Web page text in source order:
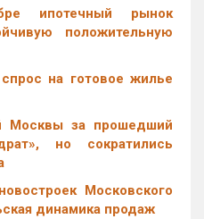
ипотечный рынок
положительную
на готовое жилье
Москвы за прошедший
но сократились
Московского
динамика продаж